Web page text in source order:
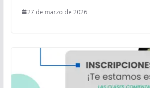
27 de marzo de 2026